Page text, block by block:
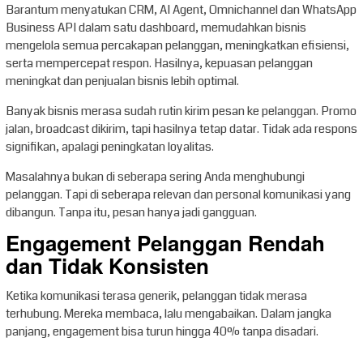
Barantum menyatukan CRM, AI Agent, Omnichannel dan WhatsApp
Business API dalam satu dashboard, memudahkan bisnis
mengelola semua percakapan pelanggan, meningkatkan efisiensi,
serta mempercepat respon. Hasilnya, kepuasan pelanggan
meningkat dan penjualan bisnis lebih optimal.
Banyak bisnis merasa sudah rutin kirim pesan ke pelanggan. Promo
jalan, broadcast dikirim, tapi hasilnya tetap datar. Tidak ada respons
signifikan, apalagi peningkatan loyalitas.
Masalahnya bukan di seberapa sering Anda menghubungi
pelanggan. Tapi di seberapa relevan dan personal komunikasi yang
dibangun. Tanpa itu, pesan hanya jadi gangguan.
Engagement Pelanggan Rendah
dan Tidak Konsisten
Ketika komunikasi terasa generik, pelanggan tidak merasa
terhubung. Mereka membaca, lalu mengabaikan. Dalam jangka
panjang, engagement bisa turun hingga 40% tanpa disadari.